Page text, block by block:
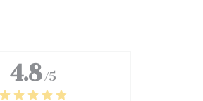
4.8 /5